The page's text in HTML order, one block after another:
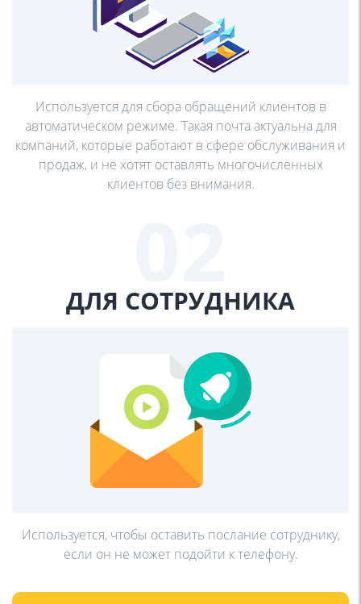
Используется для сбора обращений клиентов в
автоматическом режиме. Такая почта актуальна для
компаний, которые работают в сфере обслуживания и
продаж, и не хотят оставлять многочисленных
клиентов без внимания.
ДЛЯ СОТРУДНИКА
Используется, чтобы оставить послание сотруднику,
если он не может подойти ктелефону.